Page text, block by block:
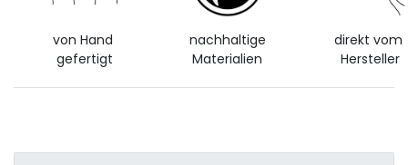
von Hand
gefertigt
nachhaltige
Materialien
direkt vom
Hersteller